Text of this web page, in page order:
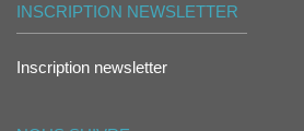
INSCRIPTION NEWSLETTER
Inscription newsletter